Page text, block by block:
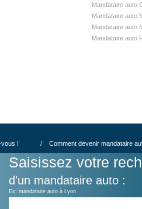
Mandataire auto
Mandataire auto
Mandataire auto
Mandataire auto
! / Comment devenir mandataire
Saisissez votre
d'un mandataire auto :
Ex: mandataire auto à Lyon